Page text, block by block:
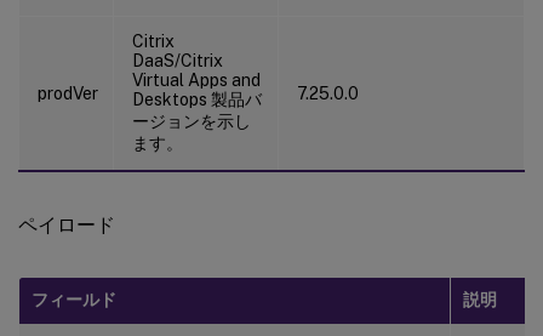
prodVer
Citrix
DaaS/Citrix
Virtual Apps and
Desktops 製品バ
ージョンを示し
ます。
7.25.0.0
ペイロード
フィールド 説明